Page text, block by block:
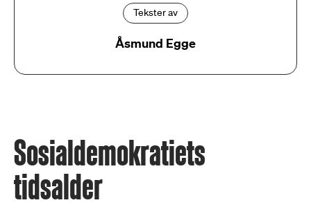
Tekster av
Åsmund Egge
Sosialdemokratiets
tidsalder